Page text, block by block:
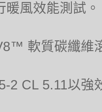
風效能測試。
軟質碳纖維
2 CL 5.11以強